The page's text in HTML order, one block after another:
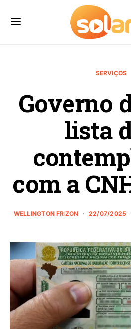
SERVIÇOS
Governo
lista
com a
WELLINGTON FRIZON 22/07/2025